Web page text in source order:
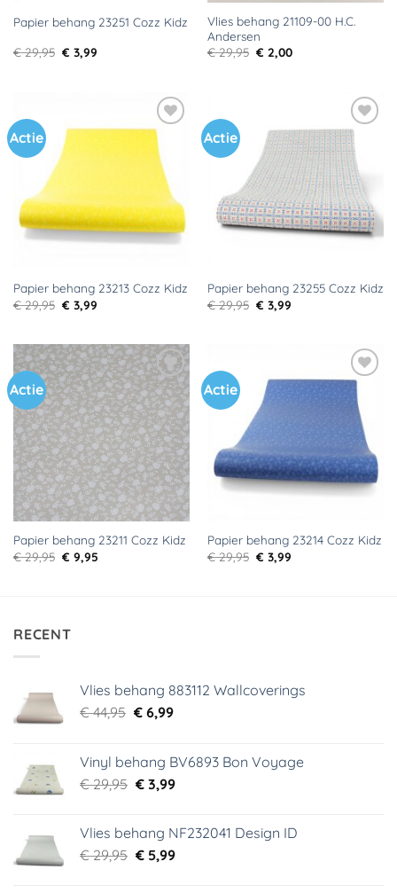
Papier behang 23251 Cozz Kidz
€29,95 Oorspronkelijke
prijs
€ 3,99Huidige
Vlies behang 21109-00 H.C.
Andersen
€29,95 Oorspronkelijke
prijs
€ 2,00Huidige
Actie
Toevoegen
aan
verlanglijst
Papier behang 23213 Cozz Kidz
€29,95 Oorspronkelijke
prijs
€ 3,99Huidige
Actie
Toevoegen
aan
verlanglijst
Papier behang 23255 Cozz Kidz
€29,95 Oorspronkelijke
prijs
€ 3,99Huidige
Actie
Toevoegen
aan
verlanglijst
Papier behang 23211 Cozz Kidz
€29,95 Oorspronkelijke
prijs
€ 9,95Huidige
Actie
Toevoegen
aan
verlanglijst
Papier behang 23214 Cozz Kidz
€29,95 Oorspronkelijke
prijs
€ 3,99Huidige
RECENT
Vlies behang 883112 Wallcoverings
€44,95 Oorspronkelijke
€ 44,95.
€6,99Huidige
€ 6,99.
Vinyl behang BV6893 Bon Voyage
€29,95 Oorspronkelijke
€ 29,95.
€3,99Huidige
€ 3,99.
Vlies behang NF232041 Design ID
€29,95 Oorspronkelijke
€5,99Huidige